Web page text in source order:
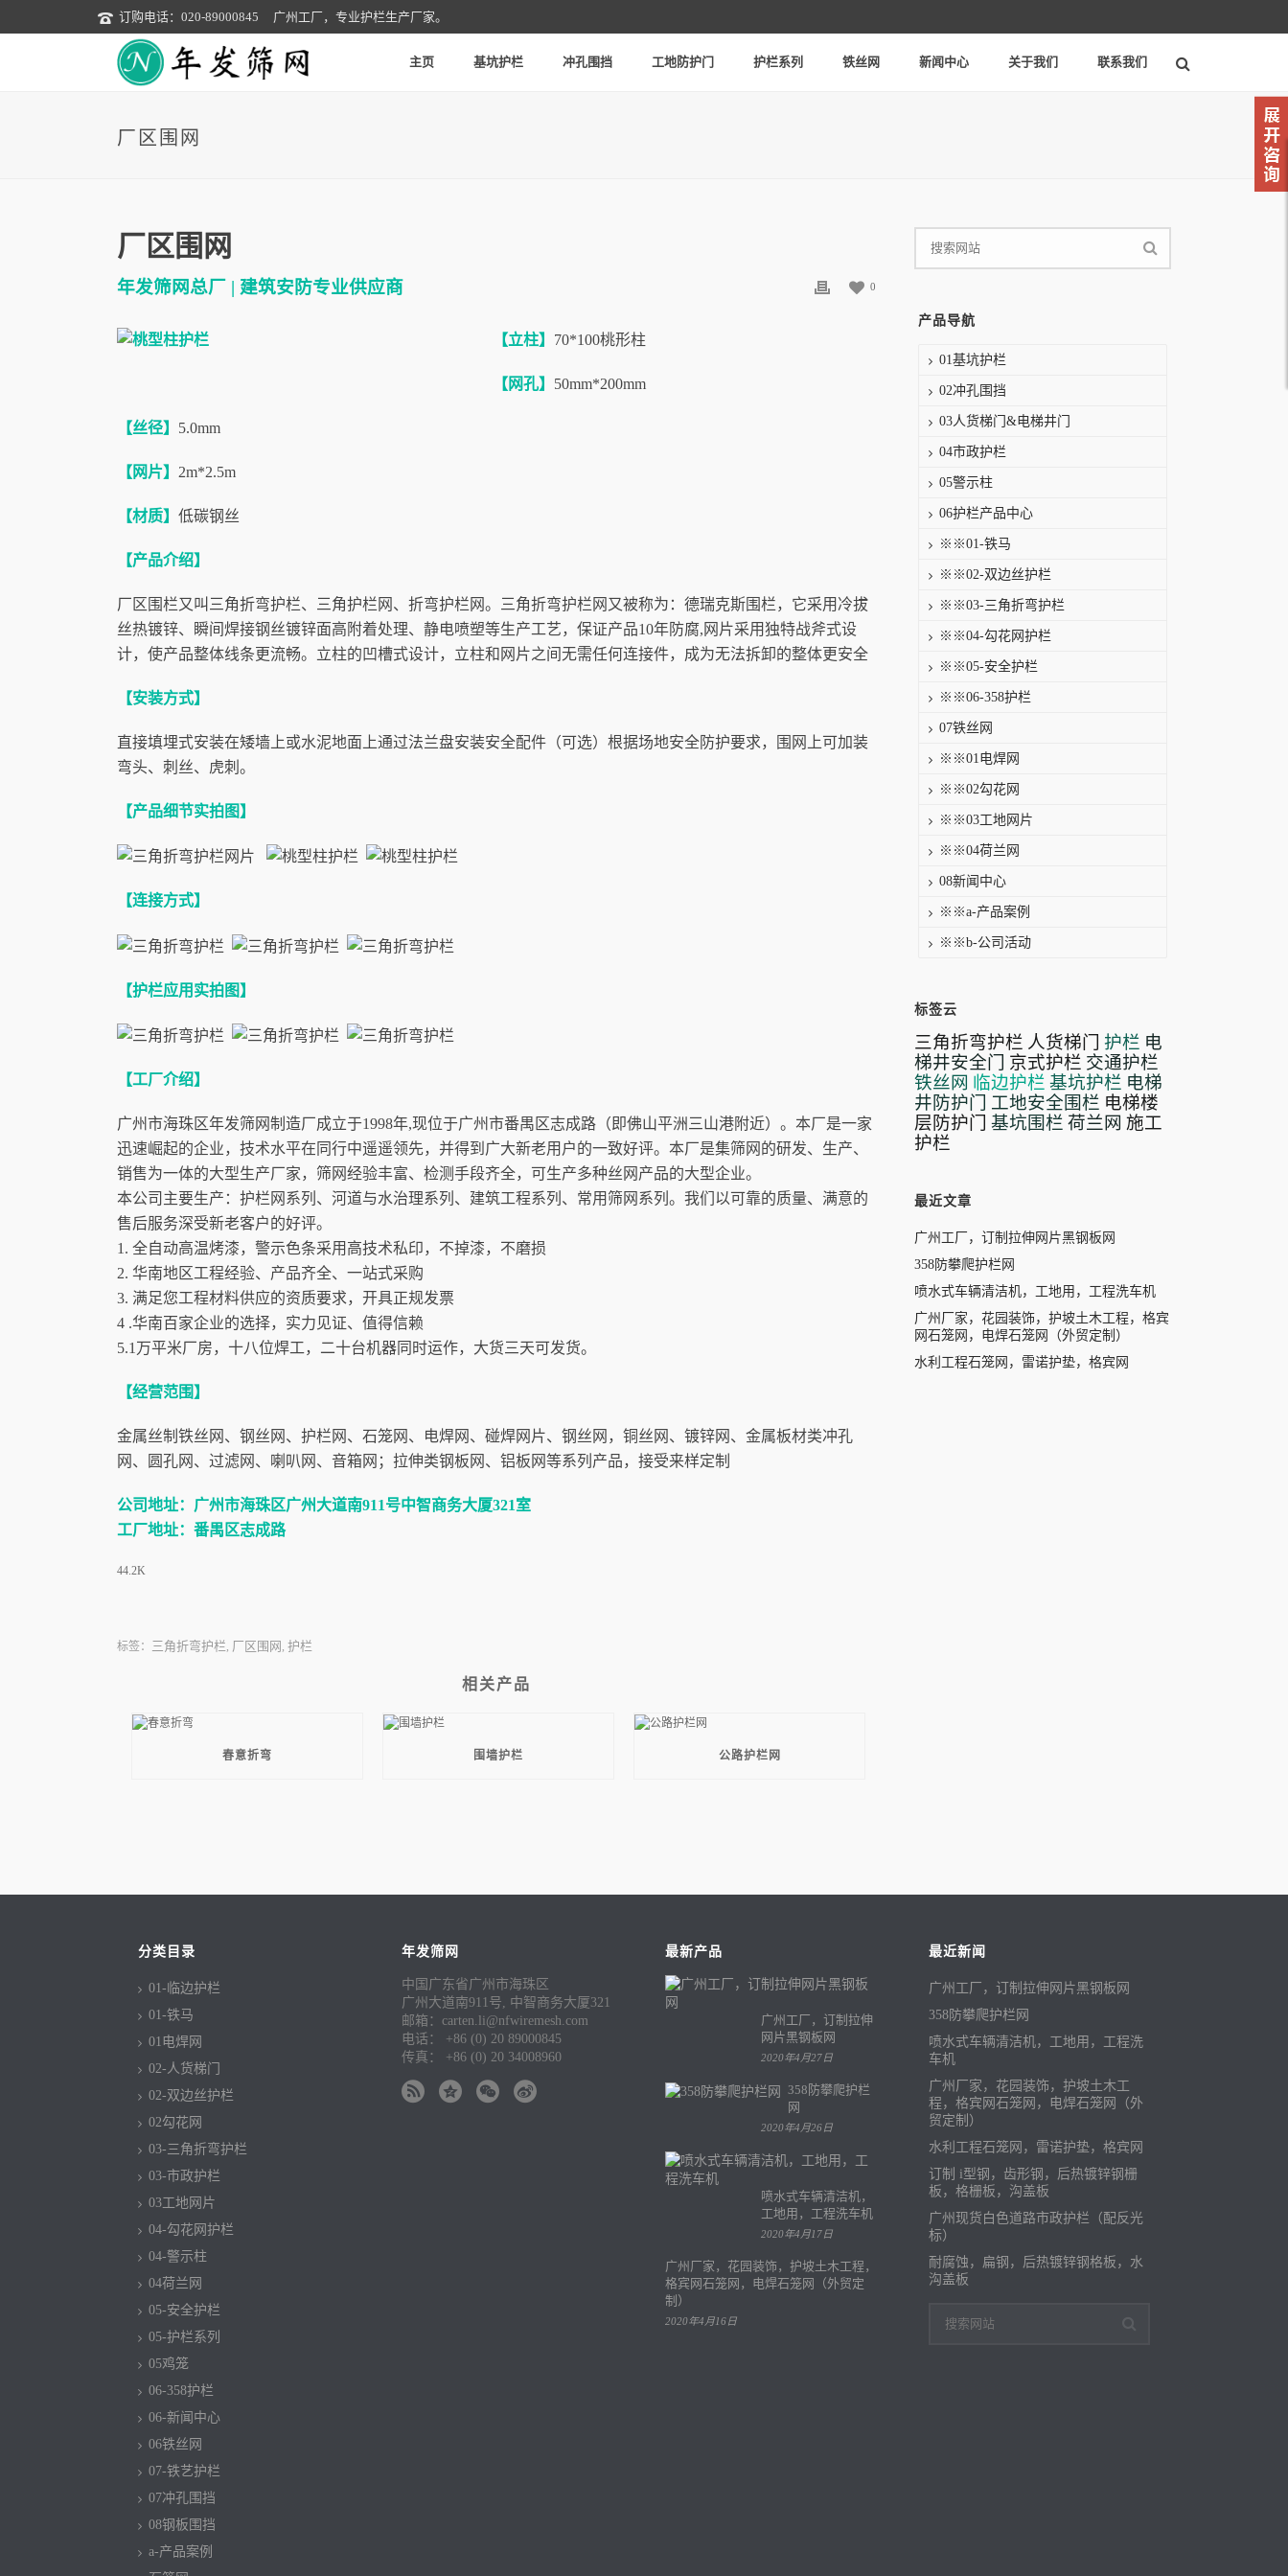
订购电话：020-89000845 广州工厂，专业护栏生产厂家。
主页 基坑护栏 冲孔围挡 工地防护门 护栏系列 铁丝网 新闻中心 关于我们 联系我们
厂区围网
厂区围网
年发筛网总厂 | 建筑安防专业供应商 0
【立柱】 70*100桃形柱
【网孔】 50mm*200mm
【丝径】 5.0mm
【网片】 2m*2.5m
【材质】 低碳钢丝
【产品介绍】
厂区围栏又叫三角折弯护栏、三角护栏网、折弯护栏网。三角折弯护栏网又被称为：德瑞克斯围栏，它采用冷拔
丝热镀锌、瞬间焊接钢丝镀锌面高附着处理、静电喷塑等生产工艺，保证产品10年防腐,网片采用独特战斧式设
计，使产品整体线条更流畅。立柱的凹槽式设计，立柱和网片之间无需任何连接件，成为无法拆卸的整体更安全
【安装方式】
直接填埋式安装在矮墙上或水泥地面上通过法兰盘安装安全配件（可选）根据场地安全防护要求，围网上可加装
弯头、刺丝、虎刺。
【产品细节实拍图】
【连接方式】
【护栏应用实拍图】
【工厂介绍】
广州市海珠区年发筛网制造厂成立于1998年,现位于广州市番禺区志成路（即佛山平洲三山港附近）。本厂是一家
迅速崛起的企业，技术水平在同行中遥遥领先，并得到广大新老用户的一致好评。本厂是集筛网的研发、生产、
销售为一体的大型生产厂家，筛网经验丰富、检测手段齐全，可生产多种丝网产品的大型企业。
本公司主要生产：护栏网系列、河道与水治理系列、建筑工程系列、常用筛网系列。我们以可靠的质量、满意的
售后服务深受新老客户的好评。
1. 全自动高温烤漆，警示色条采用高技术私印，不掉漆，不磨损
2. 华南地区工程经验、产品齐全、一站式采购
3. 满足您工程材料供应的资质要求，开具正规发票
4 .华南百家企业的选择，实力见证、值得信赖
5.1万平米厂房，十八位焊工，二十台机器同时运作，大货三天可发货。
【经营范围】
金属丝制铁丝网、钢丝网、护栏网、石笼网、电焊网、碰焊网片、钢丝网，铜丝网、镀锌网、金属板材类冲孔
网、圆孔网、过滤网、喇叭网、音箱网；拉伸类钢板网、铝板网等系列产品，接受来样定制
公司地址：广州市海珠区广州大道南911号中智商务大厦321室
工厂地址：番禺区志成路
44.2K
标签： 三角折弯护栏, 厂区围网 , 护栏
相关产品
春意折弯 围墙护栏 公路护栏网
产品导航
01基坑护栏
02冲孔围挡
03人货梯门&电梯井门
04市政护栏
05警示柱
06护栏产品中心
※※01-铁马
※※02-双边丝护栏
※※03-三角折弯护栏
※※04-勾花网护栏
※※05-安全护栏
※※06-358护栏
07铁丝网
※※01电焊网
※※02勾花网
※※03工地网片
※※04荷兰网
08新闻中心
※※a-产品案例
※※b-公司活动
标签云
三角折弯护栏 人货梯门 护栏 电
梯井安全门 京式护栏 交通护栏
铁丝网 临边护栏 基坑护栏 电梯
井防护门 工地安全围栏 电梯楼
层防护门 基坑围栏 荷兰网 施工
护栏
最近文章
广州工厂，订制拉伸网片黑钢板网
358防攀爬护栏网
喷水式车辆清洁机，工地用，工程洗车机
广州厂家，花园装饰，护坡土木工程，格宾
网石笼网，电焊石笼网（外贸定制）
水利工程石笼网，雷诺护垫，格宾网
分类目录
01-临边护栏
01-铁马
01电焊网
02-人货梯门
02-双边丝护栏
02勾花网
03-三角折弯护栏
03-市政护栏
03工地网片
04-勾花网护栏
04-警示柱
04荷兰网
05-安全护栏
05-护栏系列
05鸡笼
06-358护栏
06-新闻中心
06铁丝网
07-铁艺护栏
07冲孔围挡
08钢板围挡
a-产品案例
年发筛网
中国广东省广州市海珠区
广州大道南911号, 中智商务大厦321
邮箱：carten.li@nfwiremesh.com
电话： +86 (0) 20 89000845
传真： +86 (0) 20 34008960
最新产品
广州工厂，订制拉伸
网片黑钢板网
2020年4月27日
358防攀爬护栏
网
2020年4月26日
喷水式车辆清洁机，
工地用，工程洗车机
2020年4月17日
广州厂家，花园装饰，护坡土木工程，
格宾网石笼网，电焊石笼网（外贸定
制）
2020年4月16日
最近新闻
广州工厂，订制拉伸网片黑钢板网
358防攀爬护栏网
喷水式车辆清洁机，工地用，工程洗
车机
广州厂家，花园装饰，护坡土木工
程，格宾网石笼网，电焊石笼网（外
贸定制）
水利工程石笼网，雷诺护垫，格宾网
订制 i型钢，齿形钢，后热镀锌钢栅
板，格栅板，沟盖板
广州现货白色道路市政护栏（配反光
标）
耐腐蚀，扁钢，后热镀锌钢格板，水
沟盖板